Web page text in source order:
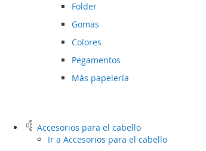
Folder
Gomas
Colores
Pegamentos
Más papelería
Accesorios para el cabello
Ir a Accesorios para el cabello